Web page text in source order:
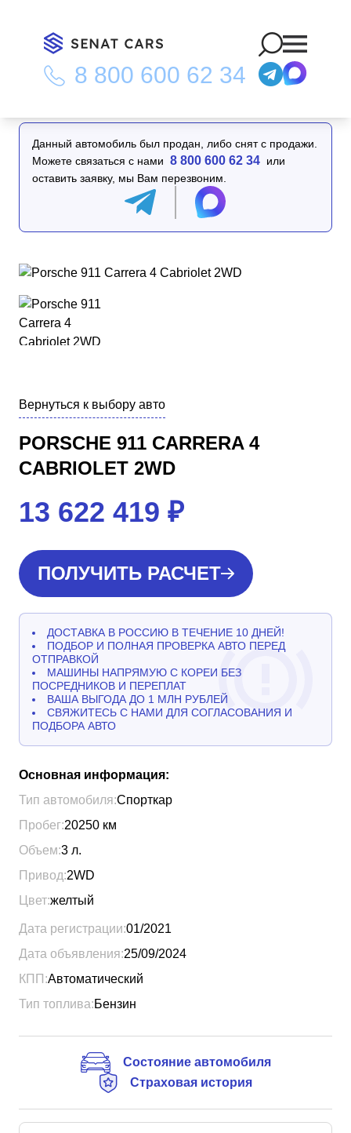
8 800 600 62 34
Главная Каталог/Porsche 911 Carrera 4 Cabriolet 2WD
Данный автомобиль был продан, либо снят с продажи.
Можете связаться с нами 8 800 600 62 34 или
оставить заявку, мы Вам перезвоним.
Вернуться к выбору авто
PORSCHE 911 CARRERA 4
CABRIOLET 2WD
13 622 419 ₽
ПОЛУЧИТЬ РАСЧЕТ
ДОСТАВКА В РОССИЮ В ТЕЧЕНИЕ 10 ДНЕЙ!
ПОДБОР И ПОЛНАЯ ПРОВЕРКА АВТО ПЕРЕД
ОТПРАВКОЙ
МАШИНЫ НАПРЯМУЮ С КОРЕИ БЕЗ
ПОСРЕДНИКОВ И ПЕРЕПЛАТ
ВАША ВЫГОДА ДО 1 МЛН РУБЛЕЙ
СВЯЖИТЕСЬ С НАМИ ДЛЯ СОГЛАСОВАНИЯ И
ПОДБОРА АВТО
Основная информация:
Тип автомобиля:Спорткар
Пробег:20250 км
Объем:3 л.
Привод:2WD
Цвет:желтый
Дата регистрации:01/2021
Дата объявления:25/09/2024
КПП:Автоматический
Тип топлива:Бензин
Состояние автомобиля
Страховая история